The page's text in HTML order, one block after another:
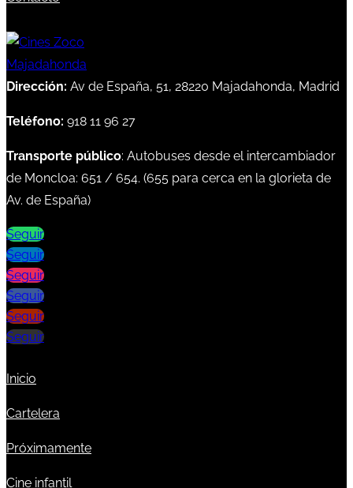
Dirección: Av de España, 51, 28220 Majadahonda, Madrid
Teléfono: 918 11 96 27
Transporte público: Autobuses desde el intercambiador
de Moncloa: 651 / 654. (655 para cerca en la glorieta de
Av. de España)
Seguir
Seguir
Seguir
Seguir
Seguir
Seguir
Inicio
Cartelera
Próximamente
Cine infantil